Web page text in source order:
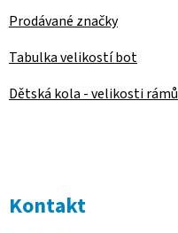
Prodávané značky
Tabulka velikostí bot
Dětská kola - velikosti rámů
Kontakt